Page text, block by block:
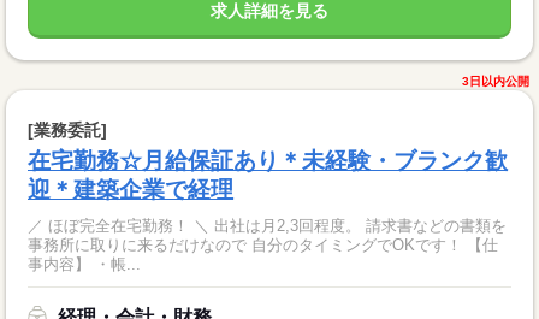
求人詳細を見る
3日以内公開
[業務委託]
在宅勤務☆月給保証あり＊未経験・ブランク歓
迎＊建築企業で経理
／ ほぼ完全在宅勤務！ ＼ 出社は月2,3回程度。 請求書などの書類を
事務所に取りに来るだけなので 自分のタイミングでOKです！ 【仕
事内容】 ・帳...